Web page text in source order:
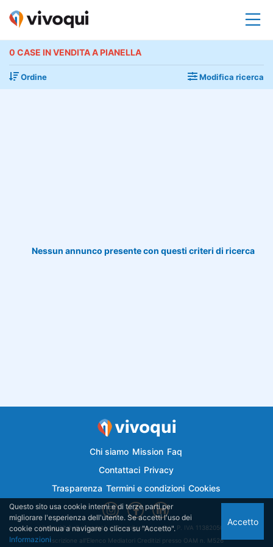
0 CASE IN VENDITA A PIANELLA
Ordine Modifica ricerca
Nessun annunco presente con questi criteri di ricerca
Chi siamo Mission Faq
Contattaci Privacy
Trasparenza Termini e condizioni Cookies
Vivoqui.it è di proprietà di Semplicemutuo Srl - P. IVA 11382050018
Iscrizione all'Elenco Mediatori Creditizi presso OAM n. M526
Questo sito usa cookie interni e di terze parti per
migliorare l'esperienza dell'utente. Se accetti l'uso dei
cookie continua a navigare o clicca su "Accetto".
Informazioni
Accetto